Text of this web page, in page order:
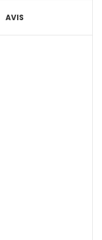
AVIS